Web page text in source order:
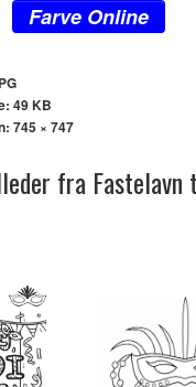
Farve Online
49 KB
745 × 747
fra